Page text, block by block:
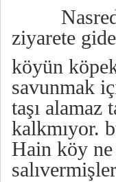
ziyarete
köyün
savunmak
taşı alamaz
kalkmıyor.
Hain köy ne